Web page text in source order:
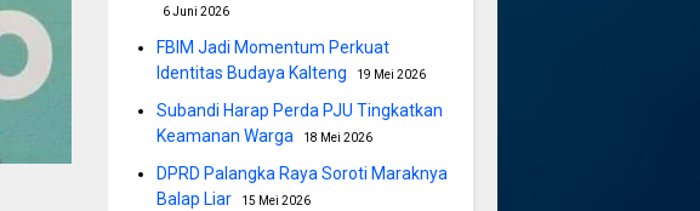
6 Juni 2026
FBIM Jadi Momentum Perkuat
Identitas Budaya Kalteng
19 Mei 2026
Subandi Harap Perda PJU Tingkatkan
Keamanan Warga
18 Mei 2026
DPRD Palangka Raya Soroti Maraknya
Balap Liar
15 Mei 2026